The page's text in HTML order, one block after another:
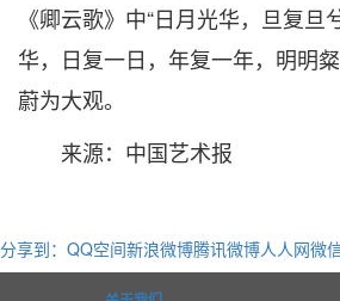
《卿云歌》中“日月光华，旦复旦
华，日复一日，年复一年，明明
蔚为大观。
来源：中国艺术报
分享到： QQ空间新浪微博腾讯微博人人网微